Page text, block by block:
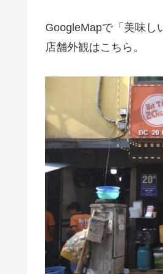
GoogleMapで「美味し
店舗外観はこちら。